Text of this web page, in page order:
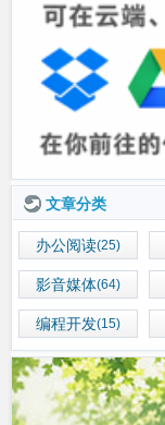
文章分类
办公阅读(25)
影音媒体(64)
编程开发(15)